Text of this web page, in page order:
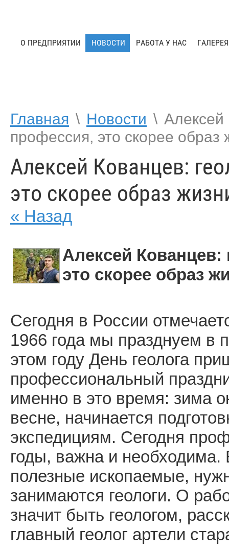
О ПРЕДПРИЯТИИ НОВОСТИ РАБОТА У НАС ГАЛЕРЕЯ
Главная \ Новости \ Алексей
профессия, это скорее образ
Алексей Кованцев:
это скорее образ
« Назад
Алексей Кованцев:
это скорее образ
Сегодня в России
1966 года мы празднуем в
этом году День геолога
профессиональный
именно в это время: зима
весне, начинается
экспедициям. Сегодня
годы, важна и необходима.
полезные ископаемые,
занимаются геологи. О
значит быть геологом,
главный геолог артели